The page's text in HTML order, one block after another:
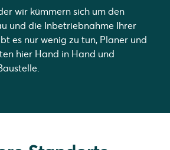
wir kümmern sich um den
und die Inbetriebnahme Ihrer
es nur wenig zu tun, Planer und
hier Hand in Hand und